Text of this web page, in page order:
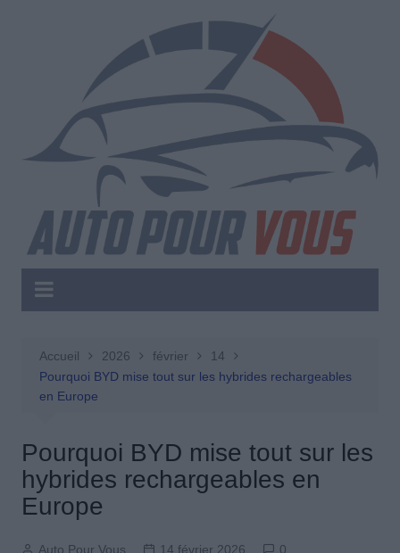
Accueil 2026 février
14
Pourquoi BYD mise tout sur les hybrides rechargeables
en Europe
Pourquoi BYD mise tout sur les
hybrides rechargeables en
Europe
Auto Pour Vous 14 février 2026
0